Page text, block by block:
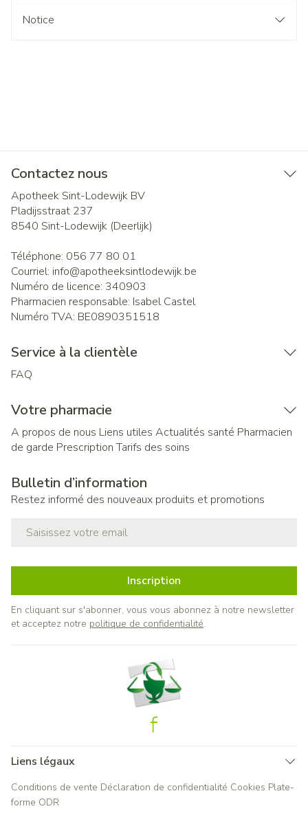
Notice
Contactez nous
Apotheek Sint-Lodewijk BV
Pladijsstraat 237
8540 Sint-Lodewijk (Deerlijk)
Téléphone: 056 77 80 01
Courriel: info@apotheeksintlodewijk.be
Numéro de licence: 340903
Pharmacien responsable: Isabel Castel
Numéro TVA: BE0890351518
Service à la clientèle
FAQ
Votre pharmacie
A propos de nous Liens utiles Actualités santé Pharmacien
de garde Prescription Tarifs des soins
Bulletin d’information
Restez informé des nouveaux produits et promotions
Inscription
En cliquant sur s'abonner, vous vous abonnez à notre newsletter
et acceptez notre politique de confidentialité.
Liens légaux
Conditions de vente Déclaration de confidentialité Cookies Plate-
forme ODR